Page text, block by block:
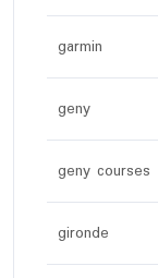
garmin
geny
geny courses
gironde